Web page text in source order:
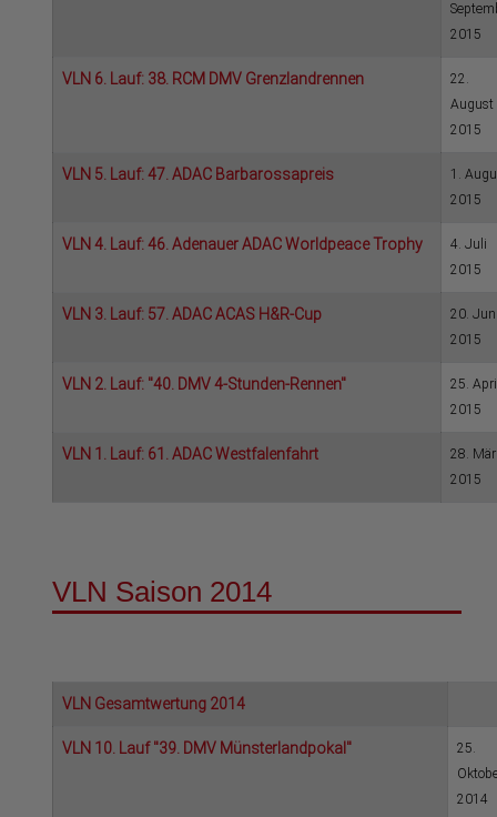
2015
VLN 6. Lauf: 38. RCM DMV Grenzlandrennen
22.
August
2015
VLN 5. Lauf: 47. ADAC Barbarossapreis
1.
2015
VLN 4. Lauf: 46. Adenauer ADAC Worldpeace Trophy
4. Juli
2015
VLN 3. Lauf: 57. ADAC ACAS H&R-Cup
20.
2015
VLN 2. Lauf: "40. DMV 4-Stunden-Rennen"
25.
2015
VLN 1. Lauf: 61. ADAC Westfalenfahrt
28.
2015
VLN Saison 2014
VLN Gesamtwertung 2014
VLN 10. Lauf "39. DMV Münsterlandpokal"
25.
2014